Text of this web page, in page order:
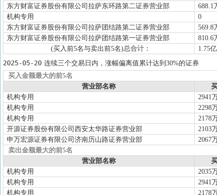
东方财富证券股份有限公司拉萨东环路第二证券营业部
688.1
机构专用
0
东方财富证券股份有限公司拉萨团结路第二证券营业部
569.8
东方财富证券股份有限公司拉萨团结路第一证券营业部
810.6
(买入前5名与卖出前5名)总合计： 1.75亿
2025-05-20 连续三个交易日内，涨幅偏离值累计达到30%的证券
买入金额最大的前5名
营业部名称
机构专用
2941
机构专用
2298
机构专用
2178
开源证券股份有限公司西安太华路证券营业部
2103
申万宏源证券有限公司济南历山路证券营业部
2067
卖出金额最大的前5名
营业部名称
机构专用
2035
机构专用
2941
机构专用
2178